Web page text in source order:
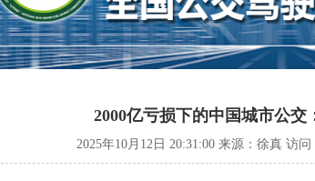
传承张謇精神•厚植为民情怀•党建引领前行•文化润企发展
创新 实践 沟通 | 聚焦「智慧公交」目标 助推公交转型发
岁月为鉴人民为证，百年北京公交实现历史性跨越！
今日生效！新《安全生产法》处罚条款对照
2000亿亏损下的中国城市公交
2025年10月12日 20:31:00 来源：徐真 访问